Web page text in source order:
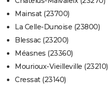
Mainsat (23700)
La Celle-Dunoise (23800)
Blessac (23200)
Méasnes (23360)
Mourioux-Vieilleville (23210)
Cressat (23140)